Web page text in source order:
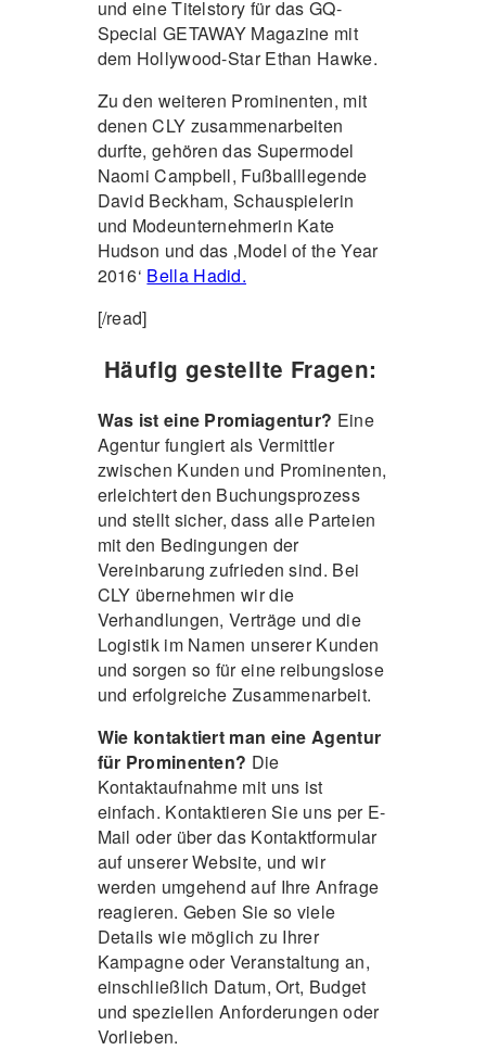
und eine Titelstory für das GQ-
Special GETAWAY Magazine mit
dem Hollywood-Star Ethan Hawke.
Zu den weiteren Prominenten, mit
denen CLY zusammenarbeiten
durfte, gehören das Supermodel
Naomi Campbell, Fußballlegende
David Beckham, Schauspielerin
und Modeunternehmerin Kate
Hudson und das ‚Model of the Year
2016‘ Bella Hadid.
[/read]
Häufig gestellte Fragen:
Was ist eine Promiagentur? Eine
Agentur fungiert als Vermittler
zwischen Kunden und Prominenten,
erleichtert den Buchungsprozess
und stellt sicher, dass alle Parteien
mit den Bedingungen der
Vereinbarung zufrieden sind. Bei
CLY übernehmen wir die
Verhandlungen, Verträge und die
Logistik im Namen unserer Kunden
und sorgen so für eine reibungslose
und erfolgreiche Zusammenarbeit.
Wie kontaktiert man eine Agentur
für Prominenten? Die
Kontaktaufnahme mit uns ist
einfach. Kontaktieren Sie uns per E-
Mail oder über das Kontaktformular
auf unserer Website, und wir
werden umgehend auf Ihre Anfrage
reagieren. Geben Sie so viele
Details wie möglich zu Ihrer
Kampagne oder Veranstaltung an,
einschließlich Datum, Ort, Budget
und speziellen Anforderungen oder
Vorlieben.